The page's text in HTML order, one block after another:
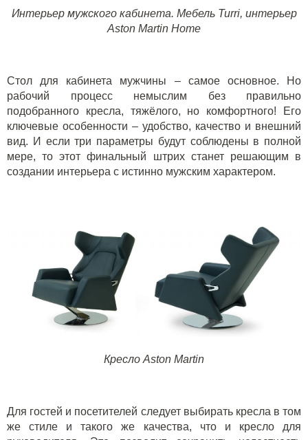
Интерьер мужского кабинета. Мебель Turri, интерьер
Aston Martin Home
Стол для кабинета мужчины – самое основное. Но
рабочий процесс немыслим без правильно
подобранного кресла, тяжёлого, но комфортного! Его
ключевые особенности – удобство, качество и внешний
вид. И если три параметры будут соблюдены в полной
мере, то этот финальный штрих станет решающим в
создании интерьера с истинно мужским характером.
Кресло Aston Martin
Для гостей и посетителей следует выбирать кресла в том
же стиле и такого же качества, что и кресло для